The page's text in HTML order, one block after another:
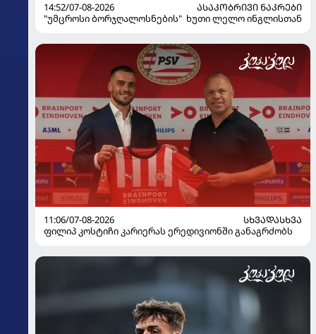
14:52/07-08-2026
ᲐᲡᲐᲙᲝᲑᲠᲘᲕᲘ ᲜᲐᲙᲠᲔᲑᲘ
"უმცროსი ბორჯღალოსნების" ხუთი ლელო ინგლისთან
11:06/07-08-2026
ᲡᲮᲕᲐᲓᲐᲡᲮᲕᲐ
ფილიპ კოსტიჩი კარიერას ერედივიონში განაგრძობს